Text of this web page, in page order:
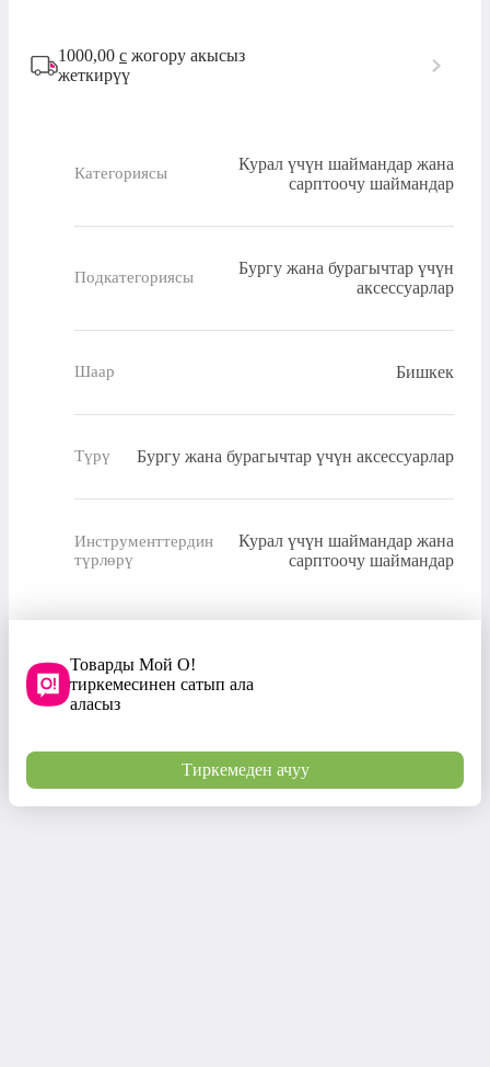
1000,00 с жогору акысыз
жеткирүү
Категориясы
Курал үчүн шаймандар жана
сарптоочу шаймандар
Подкатегориясы
Бургу жана бурагычтар үчүн
аксессуарлар
Шаар Бишкек
Түрү Бургу жана бурагычтар үчүн аксессуарлар
Инструменттердин
түрлөрү
Курал үчүн шаймандар жана
сарптоочу шаймандар
Товарды Мой О!
тиркемесинен сатып ала
аласыз
Тиркемеден ачуу